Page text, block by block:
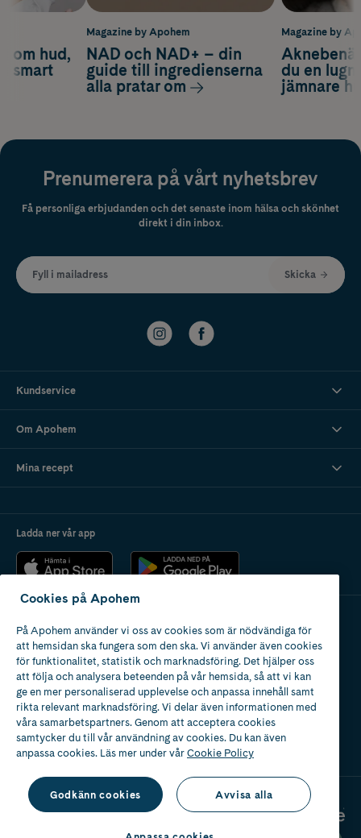
Magazine by
du en
jämnare
om hud,
smart
Magazine by Apohem
NAD och NAD+ – din
guide till ingredienserna
alla pratar om
Prenumerera på vårt nyhetsbrev
Få personliga erbjudanden och det senaste inom hälsa och skönhet
direkt i din inbox.
Fyll i mailadress Skicka
Kundservice
Om Apohem
Mina recept
Ladda ner vår app
Apotek med tillstånd
av Läkemedelsverket
Cookies på Apohem
På Apohem använder vi oss av cookies som är nödvändiga för
att hemsidan ska fungera som den ska. Vi använder även cookies
för funktionalitet, statistik och marknadsföring. Det hjälper oss
att följa och analysera beteenden på vår hemsida, så att vi kan
ge en mer personaliserad upplevelse och anpassa innehåll samt
rikta relevant marknadsföring. Vi delar även informationen med
våra samarbetspartners. Genom att acceptera cookies
samtycker du till vår användning av cookies. Du kan även
anpassa cookies. Läs mer under vårCookie Policy
Godkänn cookies Avvisa alla